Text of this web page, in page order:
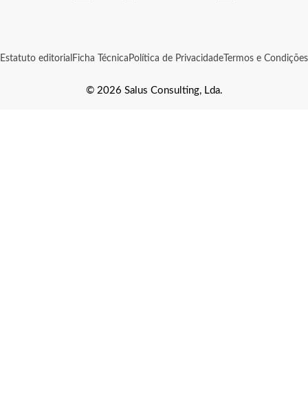
Estatuto editorial Ficha Técnica Política de Privacidade Termos e Condições
© 2026 Salus Consulting, Lda.